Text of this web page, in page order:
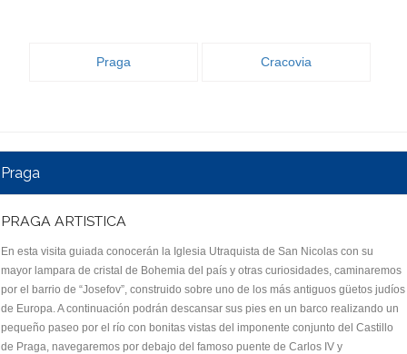
Praga Cracovia
Praga
PRAGA ARTISTICA
En esta visita guiada conocerán la Iglesia Utraquista de San Nicolas con su
mayor lampara de cristal de Bohemia del país y otras curiosidades, caminaremos
por el barrio de “Josefov”, construido sobre uno de los más antiguos güetos judíos
de Europa. A continuación podrán descansar sus pies en un barco realizando un
pequeño paseo por el río con bonitas vistas del imponente conjunto del Castillo
de Praga, navegaremos por debajo del famoso puente de Carlos IV y